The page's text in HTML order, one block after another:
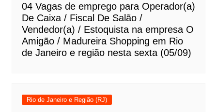
04 Vagas de emprego para Operador(a)
De Caixa / Fiscal De Salão /
Vendedor(a) / Estoquista na empresa O
Amigão / Madureira Shopping em Rio
de Janeiro e região nesta sexta (05/09)
Rio de Janeiro e Região (RJ)